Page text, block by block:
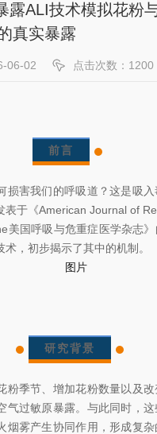
露ALI技术模拟花粉
真实暴露
06-02 点击次数：1200
前言
损害我们的呼吸道？这是吸
表于《American Journal of
美国呼吸与危重症医学杂志
，初步揭示了其中的机制。
研究背景
粉季节、增加花粉数量以及
气过敏原暴露。与此同时，
烟雾产生协同作用，形成复